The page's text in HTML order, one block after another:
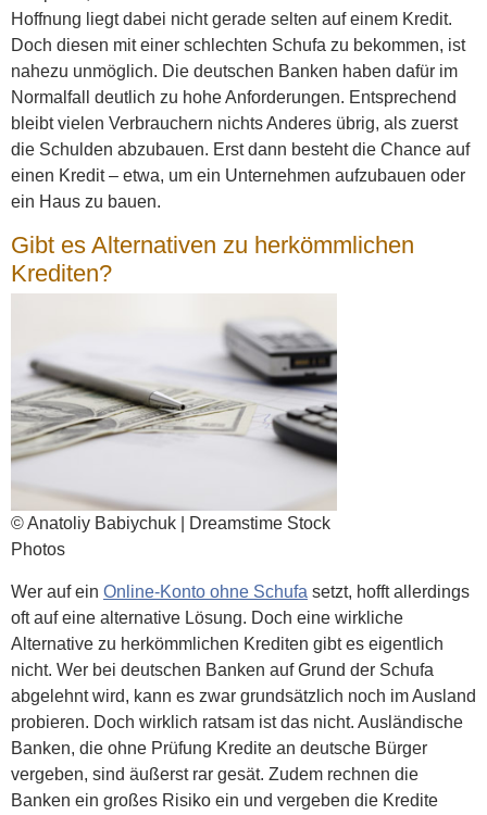
Hoffnung liegt dabei nicht gerade selten auf einem Kredit.
Doch diesen mit einer schlechten Schufa zu bekommen, ist
nahezu unmöglich. Die deutschen Banken haben dafür im
Normalfall deutlich zu hohe Anforderungen. Entsprechend
bleibt vielen Verbrauchern nichts Anderes übrig, als zuerst
die Schulden abzubauen. Erst dann besteht die Chance auf
einen Kredit – etwa, um ein Unternehmen aufzubauen oder
ein Haus zu bauen.
Gibt es Alternativen zu herkömmlichen
Krediten?
© Anatoliy Babiychuk | Dreamstime Stock
Photos
Wer auf ein Online-Konto ohne Schufa setzt, hofft allerdings
oft auf eine alternative Lösung. Doch eine wirkliche
Alternative zu herkömmlichen Krediten gibt es eigentlich
nicht. Wer bei deutschen Banken auf Grund der Schufa
abgelehnt wird, kann es zwar grundsätzlich noch im Ausland
probieren. Doch wirklich ratsam ist das nicht. Ausländische
Banken, die ohne Prüfung Kredite an deutsche Bürger
vergeben, sind äußerst rar gesät. Zudem rechnen die
Banken ein großes Risiko ein und vergeben die Kredite